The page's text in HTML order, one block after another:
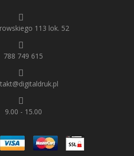
113 lok. 52
788 749 615
9.00 - 15.00